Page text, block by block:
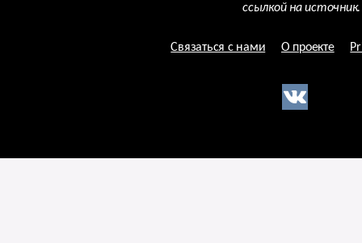
ссылкой на источник.
Связаться с нами О проекте